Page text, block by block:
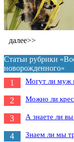
далее>>
Статьи рубрики
новорожденного»
1 Могут ли муж
2 Можно ли
3 А знаете ли
4 Знаем ли мы